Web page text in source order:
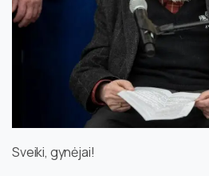
Sveiki, gynėjai!